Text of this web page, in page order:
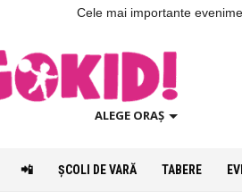
Cele mai importante
ALEGE ORAȘ
📲 ŞCOLI DE VARĂ TABERE